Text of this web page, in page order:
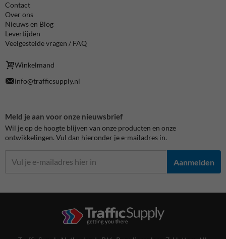
Contact
Over ons
Nieuws en Blog
Levertijden
Veelgestelde vragen / FAQ
Winkelmand
info@trafficsupply.nl
Meld je aan voor onze nieuwsbrief
Wil je op de hoogte blijven van onze producten en onze
ontwikkelingen. Vul dan hieronder je e-mailadres in.
Aanmelden